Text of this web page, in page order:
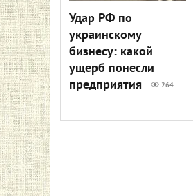
Удар РФ по
украинскому
бизнесу: какой
ущерб понесли
предприятия
264